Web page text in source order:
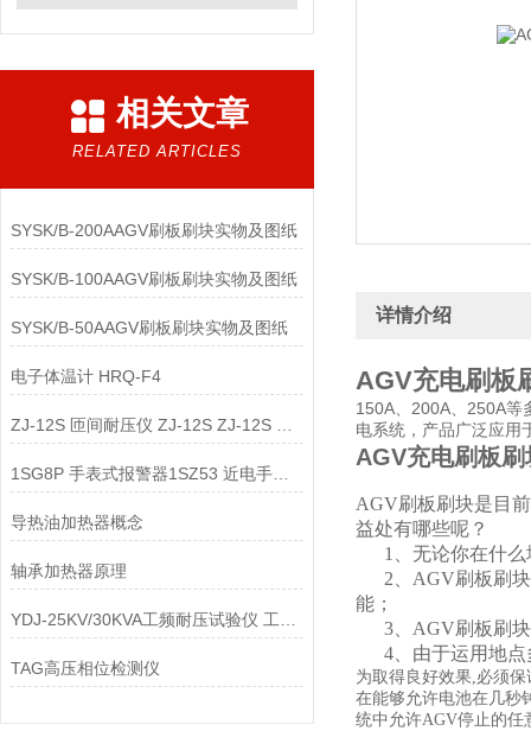
相关文章
RELATED ARTICLES
SYSK/B-200AAGV刷板刷块实物及图纸
SYSK/B-100AAGV刷板刷块实物及图纸
SYSK/B-50AAGV刷板刷块实物及图纸
电子体温计 HRQ-F4
1SG8P 手表式报警器1SZ53 近电手表式报警器
导热油加热器概念
轴承加热器原理
TAG高压相位检测仪
详情介绍
AGV充电刷板
150A、200A、250A等
电系统，产品广泛应用
AGV充电刷板
AGV刷板刷块是目
益处有哪些呢？
1、无论你在什么
2、AGV刷板刷块
能；
3、AGV刷板刷块
4、由于运用地点
为取得良好效果,必须
在能够允许电池在几秒
统中允许AGV停止的任